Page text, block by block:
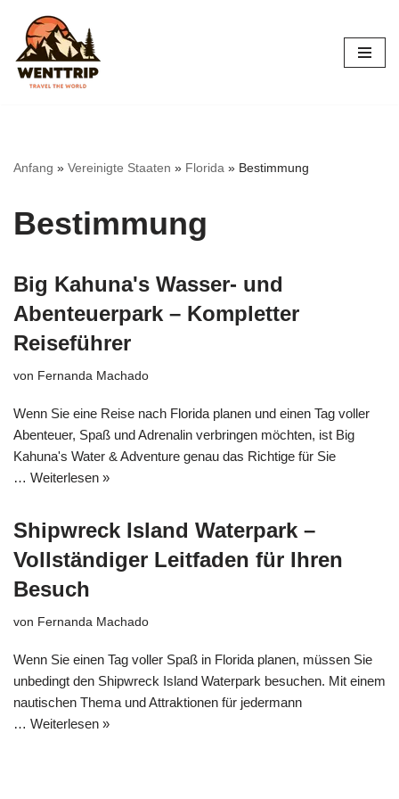
Zum
Inhalt
springen
Anfang » Vereinigte Staaten » Florida » Bestimmung
Bestimmung
Big Kahuna's Wasser- und
Abenteuerpark – Kompletter
Reiseführer
von Fernanda Machado
Wenn Sie eine Reise nach Florida planen und einen Tag voller
Abenteuer, Spaß und Adrenalin verbringen möchten, ist Big
Kahuna's Water & Adventure genau das Richtige für Sie
… Weiterlesen »
Shipwreck Island Waterpark –
Vollständiger Leitfaden für Ihren
Besuch
von Fernanda Machado
Wenn Sie einen Tag voller Spaß in Florida planen, müssen Sie
unbedingt den Shipwreck Island Waterpark besuchen. Mit einem
nautischen Thema und Attraktionen für jedermann
… Weiterlesen »